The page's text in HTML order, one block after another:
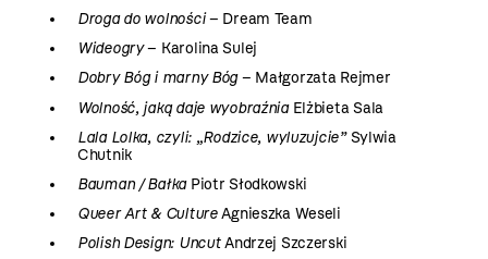
Droga do wolności– Dream Team
Wideogry– Karolina Sulej
Dobry Bóg i marny Bóg– Małgorzata Rejmer
Wolność, jaką daje wyobraźniaElżbieta Sala
Lala Lolka, czyli: „Rodzice, wyluzujcie”Sylwia
Chutnik
Bauman / BałkaPiotr Słodkowski
Queer Art & CultureAgnieszka Weseli
Polish Design: UncutAndrzej Szczerski